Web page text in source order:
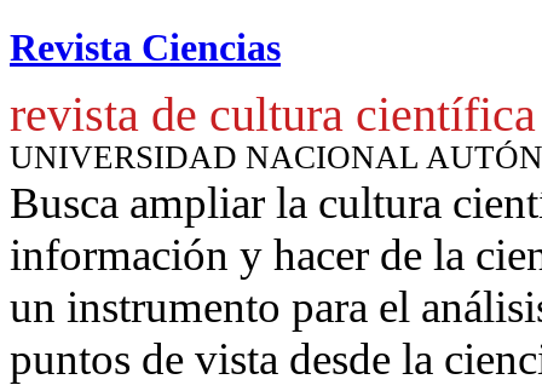
Revista Ciencias
revista de cultura científica
UNIVERSIDAD NACIONAL
Busca ampliar la cultura
información y hacer de la
un instrumento para el
puntos de vista desde la